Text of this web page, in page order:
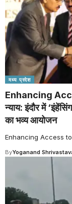
मध्य प्रदेश
Enhancing
न्याय: इंदौर में
का भव्य आयोजन
Enhancing Access to
ByYoganand